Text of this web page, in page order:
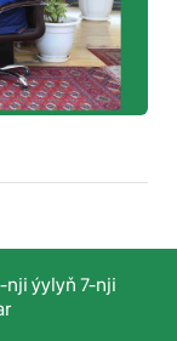
nji ýylyň 7-nji